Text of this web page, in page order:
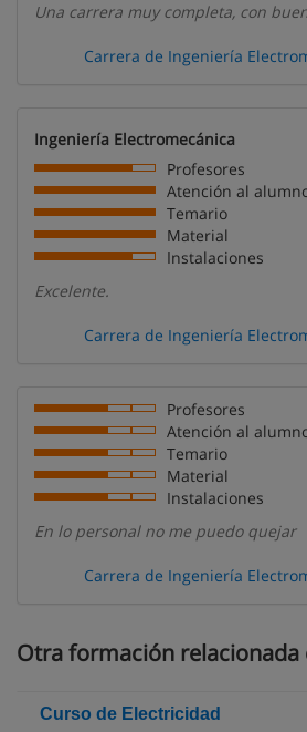
Una carrera muy completa, con
Carrera de Ingeniería
Ingeniería Electromecánica
Profesores
Atención al
Temario
Material
Instalaciones
Excelente.
Carrera de Ingeniería
Profesores
Atención al
Temario
Material
Instalaciones
En lo personal no me puedo quejar
Carrera de Ingeniería
Otra formación
Curso de Electricidad